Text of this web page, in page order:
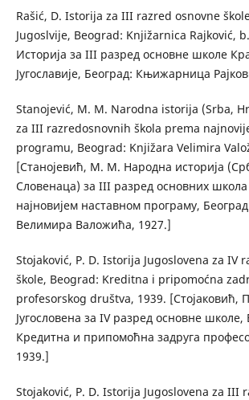
Rašić, D. Istorija za III razred osnovne
Jugoslvije, Beograd: Knjižarnica Rajković,
Историја за III разред основне школе
Југославије, Београд: Књижарница
Stanojević, M. M. Narodna istorija (Srba,
za III razredosnovnih škola prema
programu, Beograd: Knjižara Velimira
[Станојевић, М. М. Народна историја
Словенаца) за III разред основних
најновијем наставном програму,
Велимира Валожића, 1927.]
Stojaković, P. D. Istorija Jugoslovena za IV
škole, Beograd: Kreditna i pripomoćna
profesorskog društva, 1939. [Стојаковић,
Југословена за IV разред основне школе,
Кредитна и припомоћна задруга
1939.]
Stojaković, P. D. Istorija Jugoslovena za III